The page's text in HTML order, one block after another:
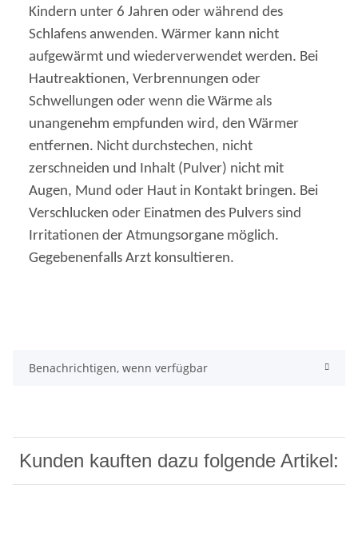
Kindern unter 6 Jahren oder während des
Schlafens anwenden. Wärmer kann nicht
aufgewärmt und wiederverwendet werden. Bei
Hautreaktionen, Verbrennungen oder
Schwellungen oder wenn die Wärme als
unangenehm empfunden wird, den Wärmer
entfernen. Nicht durchstechen, nicht
zerschneiden und Inhalt (Pulver) nicht mit
Augen, Mund oder Haut in Kontakt bringen. Bei
Verschlucken oder Einatmen des Pulvers sind
Irritationen der Atmungsorgane möglich.
Gegebenenfalls Arzt konsultieren.
Benachrichtigen, wenn verfügbar
Kunden kauften dazu folgende Artikel: